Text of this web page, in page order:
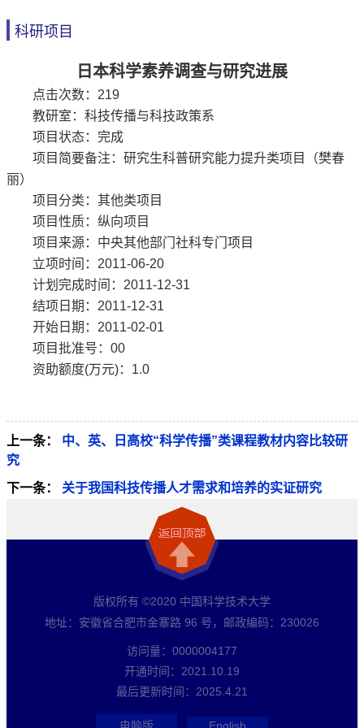
科研项目
日本科学素养调查与研究进展
点击次数： 219
教研室：科技传播与科技政策系
项目状态：完成
项目简要备注：研究生科普研究能力提升类项目（樊春
丽）
项目分类：其他类项目
项目性质：纵向项目
项目来源：中央其他部门社科专门项目
立项时间：2011-06-20
计划完成时间：2011-12-31
结项日期：2011-12-31
开始日期：2011-02-01
项目批准号：00
资助额度(万元)：1.0
上一条：
中、英、日高校“科学传播”类课程教材内容比较研
究
下一条：
关于我国科技传播人才需求和培养的实证研究
版权所有 ©2020 中国科学技术大学
地址：安徽省合肥市金寨路 96 号，邮政编码：230026
访问量： 0000004177
开通时间： 2021 10 19
最后更新时间： 2025 4 21